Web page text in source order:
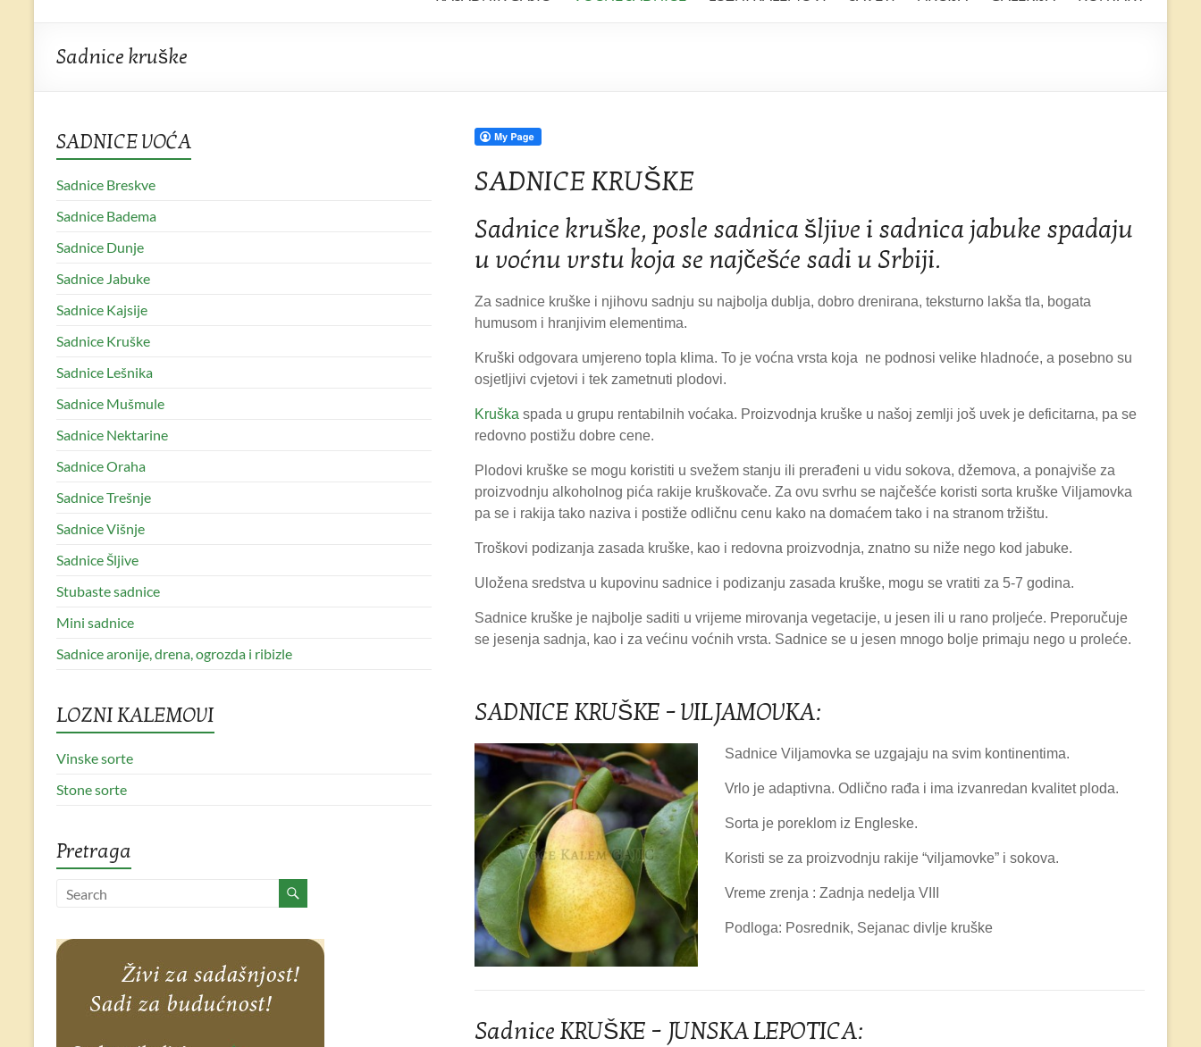
Rasadnik
voćne
u
Rasadniku
Sadnice kruške
SADNICE KRUŠKE
Sadnice kruške, posle sadnica šljive i sadnica jabuke spadaju
u voćnu vrstu koja se najčešće sadi u Srbiji.
Za sadnice kruške i njihovu sadnju su najbolja dublja, dobro drenirana, teksturno lakša tla, bogata
humusom i hranjivim elementima.
Kruški odgovara umjereno topla klima. To je voćna vrsta koja ne podnosi velike hladnoće, a posebno su
osjetljivi cvjetovi i tek zametnuti plodovi.
Kruška spada u grupu rentabilnih voćaka. Proizvodnja kruške u našoj zemlji još uvek je deficitarna, pa se
redovno postižu dobre cene.
Plodovi kruške se mogu koristiti u svežem stanju ili prerađeni u vidu sokova, džemova, a ponajviše za
proizvodnju alkoholnog pića rakije kruškovače. Za ovu svrhu se najčešće koristi sorta kruške Viljamovka
pa se i rakija tako naziva i postiže odličnu cenu kako na domaćem tako i na stranom tržištu.
Troškovi podizanja zasada kruške, kao i redovna proizvodnja, znatno su niže nego kod jabuke.
Uložena sredstva u kupovinu sadnice i podizanju zasada kruške, mogu se vratiti za 5-7 godina.
Sadnice kruške je najbolje saditi u vrijeme mirovanja vegetacije, u jesen ili u rano proljeće. Preporučuje
se jesenja sadnja, kao i za većinu voćnih vrsta. Sadnice se u jesen mnogo bolje primaju nego u proleće.
SADNICE KRUŠKE – VILJAMOVKA:
Sadnice Viljamovka se uzgajaju na svim kontinentima.
Vrlo je adaptivna. Odlično rađa i ima izvanredan kvalitet ploda.
Sorta je poreklom iz Engleske.
Koristi se za proizvodnju rakije “viljamovke” i sokova.
Vreme zrenja : Zadnja nedelja VIII
Podloga: Posrednik, Sejanac divlje kruške
Sadnice KRUŠKE – JUNSKA LEPOTICA:
SADNICE VOĆA
Sadnice Breskve
Sadnice Badema
Sadnice Dunje
Sadnice Jabuke
Sadnice Kajsije
Sadnice Kruške
Sadnice Lešnika
Sadnice Mušmule
Sadnice Nektarine
Sadnice Oraha
Sadnice Trešnje
Sadnice Višnje
Sadnice Šljive
Stubaste sadnice
Mini sadnice
Sadnice aronije, drena, ogrozda i ribizle
LOZNI KALEMOVI
Vinske sorte
Stone sorte
Pretraga